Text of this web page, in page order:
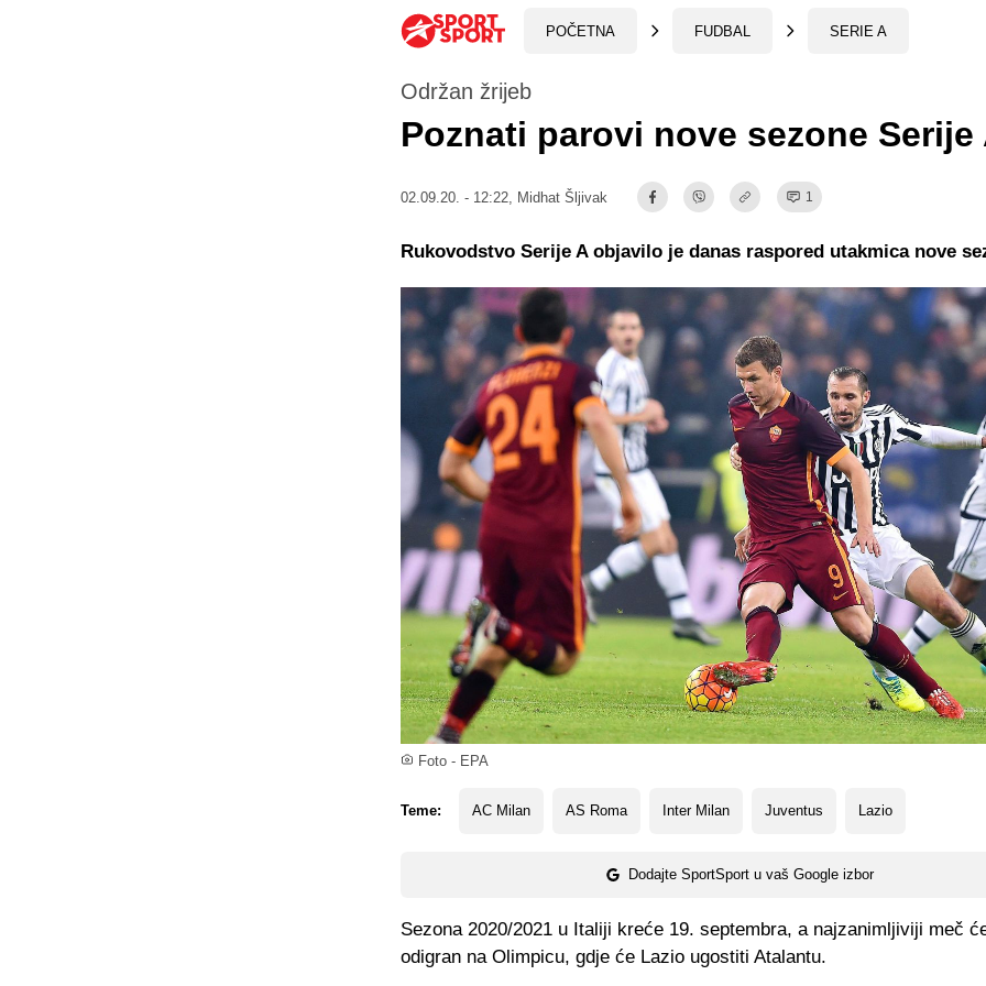
POČETNA FUDBAL SERIE A
Foto - EPA
Održan žrijeb
Poznati parovi nove sezone Serije
02.09.20. - 12:22, Midhat Šljivak 1
Teme: AC Milan AS Roma Inter Milan Juventus Lazio
Dodajte SportSport u vaš Google izbor
Rukovodstvo Serije A objavilo je danas raspored utakmica nove
Sezona 2020/2021 u Italiji kreće 19. septembra, a najzanimljiviji meč
odigran na Olimpicu, gdje će Lazio ugostiti Atalantu.